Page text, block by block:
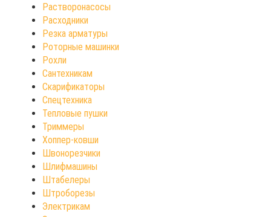
Растворонасосы
Расходники
Резка арматуры
Роторные машинки
Рохли
Сантехникам
Скарификаторы
Спецтехника
Тепловые пушки
Триммеры
Хоппер-ковши
Швонорезчики
Шлифмашины
Штабелеры
Штроборезы
Электрикам